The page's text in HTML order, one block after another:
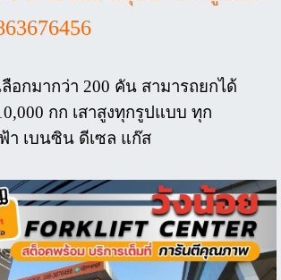
ลือกมากว่า 200 คัน สามารถยกได้
กก เสาสูงทุกรูปแบบ ทุก
า เบนซิน ดีเซล แก๊ส